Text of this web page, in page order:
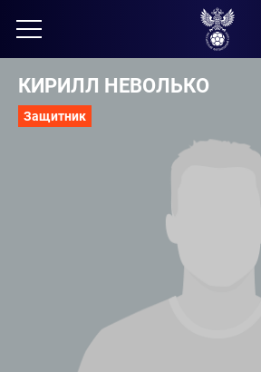
КИРИЛЛ НЕВОЛЬКО
Защитник